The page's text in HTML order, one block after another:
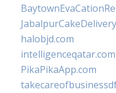
halobjd.com
intelligenceqatar.com
PikaPikaApp.com